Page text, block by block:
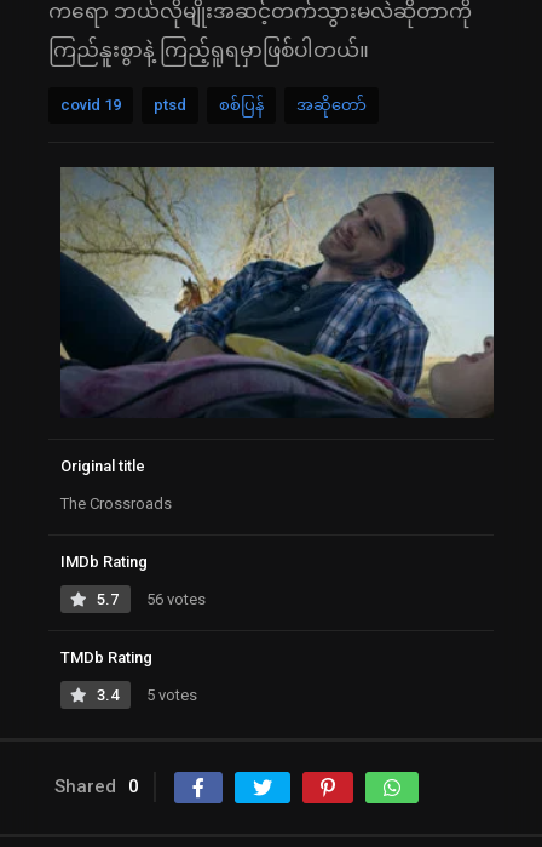
ကရော ဘယ်လိုမျိုးအဆင့်တက်သွားမလဲဆိုတာကို
ကြည်နူးစွာနဲ့ ကြည့်ရူရမှာဖြစ်ပါတယ်။
covid 19 ptsd စစ်ပြန် အဆိုတော်
Original title
The Crossroads
IMDb Rating
5.7 56 votes
TMDb Rating
3.4 5 votes
Shared 0